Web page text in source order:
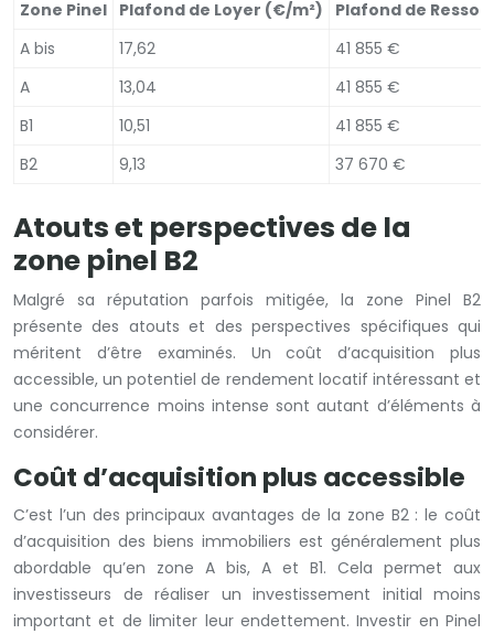
Zone Pinel Plafond de Loyer (€/m²)
Plafond de
A bis
17,62
41 855 €
A
13,04
41 855 €
B1
10,51
41 855 €
B2
9,13 37 670 €
Atouts et perspectives de la
zone pinel B2
Malgré sa réputation parfois mitigée, la zone Pinel B2
présente des atouts et des perspectives spécifiques qui
méritent d’être examinés. Un coût d’acquisition plus
accessible, un potentiel de rendement locatif intéressant et
une concurrence moins intense sont autant d’éléments à
considérer.
Coût d’acquisition plus accessible
C’est l’un des principaux avantages de la zone B2 : le coût
d’acquisition des biens immobiliers est généralement plus
abordable qu’en zone A bis, A et B1. Cela permet aux
investisseurs de réaliser un investissement initial moins
important et de limiter leur endettement. Investir en Pinel